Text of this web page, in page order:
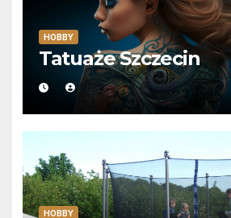
HOBBY
Tatuaże Szczecin
HOBBY